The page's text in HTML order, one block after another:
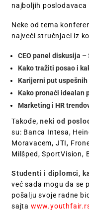
najboljih poslodavaca
Neke od tema
najveći stručnjaci iz
CEO panel diskusija
Kako tražiti posao i
Karijerni put
Kako pronaći idealan
Marketing i HR
Takođe, neki od
su: Banca Intesa,
Moravacem, JTI,
Milšped, SportVision,
Studenti i diplomci,
već sada mogu da se
pošalju svoje radne
sajta